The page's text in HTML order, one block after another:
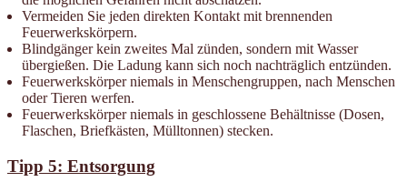
Vermeiden Sie jeden direkten Kontakt mit brennenden
Feuerwerkskörpern.
Blindgänger kein zweites Mal zünden, sondern mit Wasser
übergießen. Die Ladung kann sich noch nachträglich entzünden.
Feuerwerkskörper niemals in Menschengruppen, nach Menschen
oder Tieren werfen.
Feuerwerkskörper niemals in geschlossene Behältnisse (Dosen,
Flaschen, Briefkästen, Mülltonnen) stecken.
Tipp 5: Entsorgung